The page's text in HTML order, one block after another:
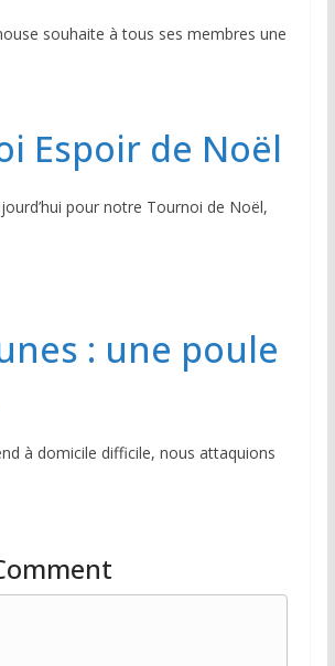
souhaite à tous ses membres une
Espoir de Noël
pour notre Tournoi de Noël,
: une poule
à domicile difficile, nous attaquions